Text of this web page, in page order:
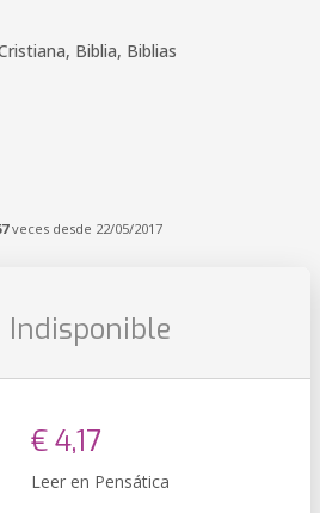
Biblia, Biblias
veces desde 22/05/2017
Indisponible
€ 4,17
Leer en Pensática